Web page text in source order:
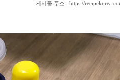
게시물 주소 : https://